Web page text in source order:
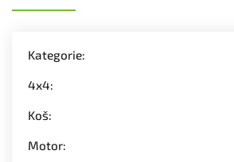
Kategorie:
4x4:
Koš:
Motor: